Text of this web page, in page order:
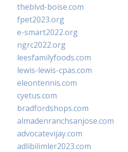
theblvd-boise.com
fpet2023.org
e-smart2022.org
ngrc2022.org
leesfamilyfoods.com
lewis-lewis-cpas.com
eleontennis.com
cyetus.com
bradfordshops.com
almadenranchsanjose.com
advocatevijay.com
adlibilimler2023.com